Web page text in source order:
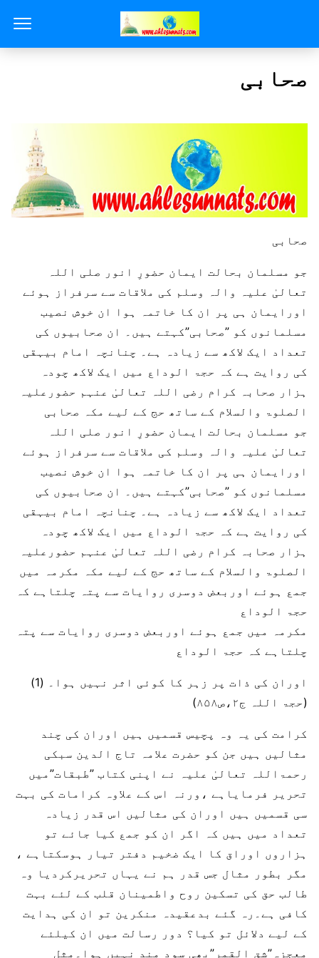
صحابی
صحابی
جو مسلمان بحالت ایمان حضورِ انور صلی اللہ
تعالیٰ علیہ والہ وسلم کی ملاقات سے سرفراز ہوئے
اورایمان ہی پر ان کا خاتمہ ہوا ان خوش نصیب
مسلمانوں کو ”صحابی”کہتے ہیں۔ ان صحابیوں کی
تعداد ایک لاکھ سے زیادہ ہے۔ چنانچہ امام بیہقی
کی روایت ہے کہ حجۃ الوداع میں ایک لاکھ چودہ
ہزار صحابہ کرام رضی اللہ تعالیٰ عنہم حضورعلیہ
الصلوۃ والسلام کے ساتھ حج کے لیے مکہ صحابی
جو مسلمان بحالت ایمان حضورِ انور صلی اللہ
تعالیٰ علیہ والہ وسلم کی ملاقات سے سرفراز ہوئے
اورایمان ہی پر ان کا خاتمہ ہوا ان خوش نصیب
مسلمانوں کو ”صحابی”کہتے ہیں۔ ان صحابیوں کی
تعداد ایک لاکھ سے زیادہ ہے۔ چنانچہ امام بیہقی
کی روایت ہے کہ حجۃ الوداع میں ایک لاکھ چودہ
ہزار صحابہ کرام رضی اللہ تعالیٰ عنہم حضورعلیہ
الصلوۃ والسلام کے ساتھ حج کے لیے مکہ مکرمہ میں
جمع ہوئے اوربعض دوسری روایات سے پتہ چلتاہے کہ
حجۃ الوداع
مکرمہ میں جمع ہوئے اوربعض دوسری روایات سے پتہ
چلتاہے کہ حجۃ الوداع
اوران کی ذات پر زہر کا کوئی اثر نہیں ہوا۔ (1)
(حجۃ اللہ ج۲،ص۸۵۸)
کرامت کی یہ وہ پچیس قسمیں ہیں اوران کی چند
مثالیں ہیں جن کو حضرت علامہ تاج الدین سبکی
رحمۃاللہ تعالیٰ علیہ نے اپنی کتاب ”طبقات”میں
تحریر فرمایاہے ،ورنہ اس کے علاوہ کرامات کی بہت
سی قسمیں ہیں اوران کی مثالیں اس قدر زیادہ
تعداد میں ہیں کہ اگر ان کو جمع کیا جائے تو
ہزاروں اوراق کا ایک ضخیم دفتر تیار ہوسکتاہے ،
مگر بطور مثال جس قدر ہم نے یہاں تحریرکردیا وہ
طالب حق کی تسکین روح واطمینان قلب کے لئے بہت
کافی ہے۔رہ گئے بدعقیدہ منکرین تو ان کی ہدایت
کے لیے دلائل تو کیا؟ دور رسالت میں ان کیلئے
معجزہ”شق القمر”بھی سود مند نہیں ہوا۔مثل